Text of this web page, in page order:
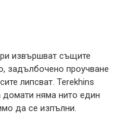
извършват същите
задълбочено проучване
липсват. Terekhins
домати няма нито един
да се изпълни.